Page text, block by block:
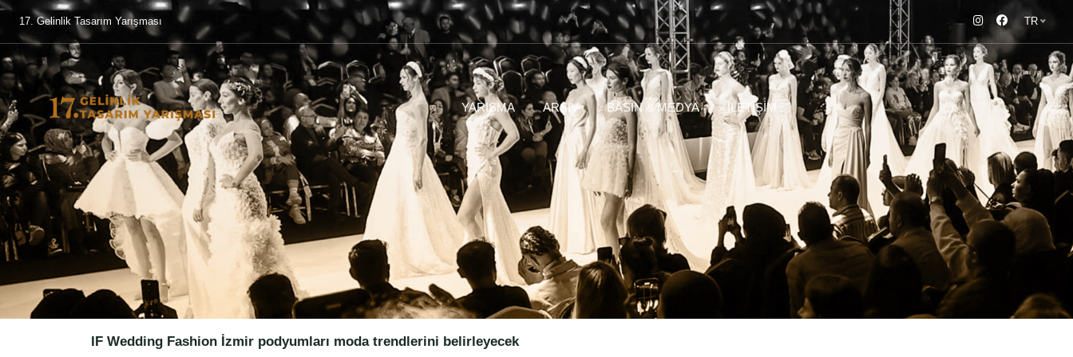
17. Gelinlik Tasarım Yarışması TR
YARIŞMA ARŞIV BASIN & MEDYA İLETIŞIM
IF Wedding Fashion İzmir podyumları moda trendlerini belirleyecek